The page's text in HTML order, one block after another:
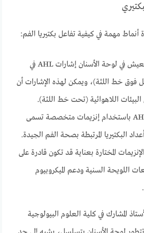
مهمة في كيفية تفاعل بكتيريا الفم:
تنتج البكتيريا التي تعيش في لوحة الأسنان إشارات AHL في
فوق خط اللثة)، ويمكن لهذه الإشارات أن
البيئات اللاهوائية (تحت خط اللثة).
أدت إزالة إشارات AHL باستخدام إنزيمات متخصصة تسمى
أعداد البكتيريا المرتبطة بصحة الفم الجيدة.
المختارة بعناية قد تكون قادرة على
اللويحة السنية ودعم الميكروبيوم
المشارك في كلية العلوم البيولوجية